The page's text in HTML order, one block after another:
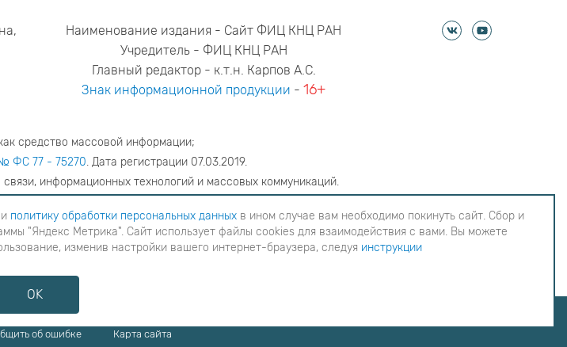
Наименование издания - Сайт ФИЦ КНЦ РАН
Учредитель - ФИЦ КНЦ РАН
Главный редактор - к.т.н. Карпов А.С.
Знак информационной продукции -16+
средство массовой информации;
ФС 77 - 75270. Дата регистрации 07.03.2019.
информационных технологий и массовых коммуникаций.
телефон редакции81555-79-516
в ином случае вам необходимо покинуть сайт. Сбор и обработка
Метрика". Сайт использует файлы cookies для взаимодействия с вами. Вы можете согласиться на
Противодействие коррупции
об ошибке
Карта сайта
политику обработки персональных данныхв ином случае вам необходимо покинуть сайт. Сбор и
"Яндекс Метрика". Сайт использует файлы cookies для взаимодействия с вами. Вы можете
изменив настройки вашего интернет-браузера, следуя инструкции
OK